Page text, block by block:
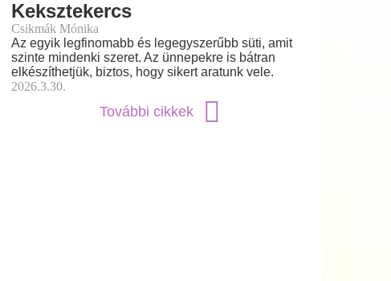
Keksztekercs
Csikmák Mónika
Az egyik legfinomabb és legegyszerűbb süti, amit
szinte mindenki szeret. Az ünnepekre is bátran
elkészíthetjük, biztos, hogy sikert aratunk vele.
2026.3.30.
További cikkek